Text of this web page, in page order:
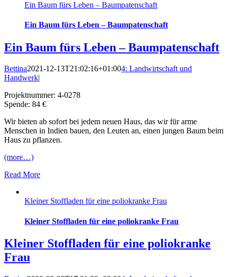
Ein Baum fürs Leben – Baumpatenschaft
Ein Baum fürs Leben – Baumpatenschaft
Ein Baum fürs Leben – Baumpatenschaft
Bettina2021-12-13T21:02:16+01:004: Landwirtschaft und
Handwerk|
Projektnummer: 4-0278
Spende: 84 €
Wir bieten ab sofort bei jedem neuen Haus, das wir für arme
Menschen in Indien bauen, den Leuten an, einen jungen Baum beim
Haus zu pflanzen.
(more…)
Read More
Kleiner Stoffladen für eine poliokranke Frau
Kleiner Stoffladen für eine poliokranke Frau
Kleiner Stoffladen für eine poliokranke
Frau